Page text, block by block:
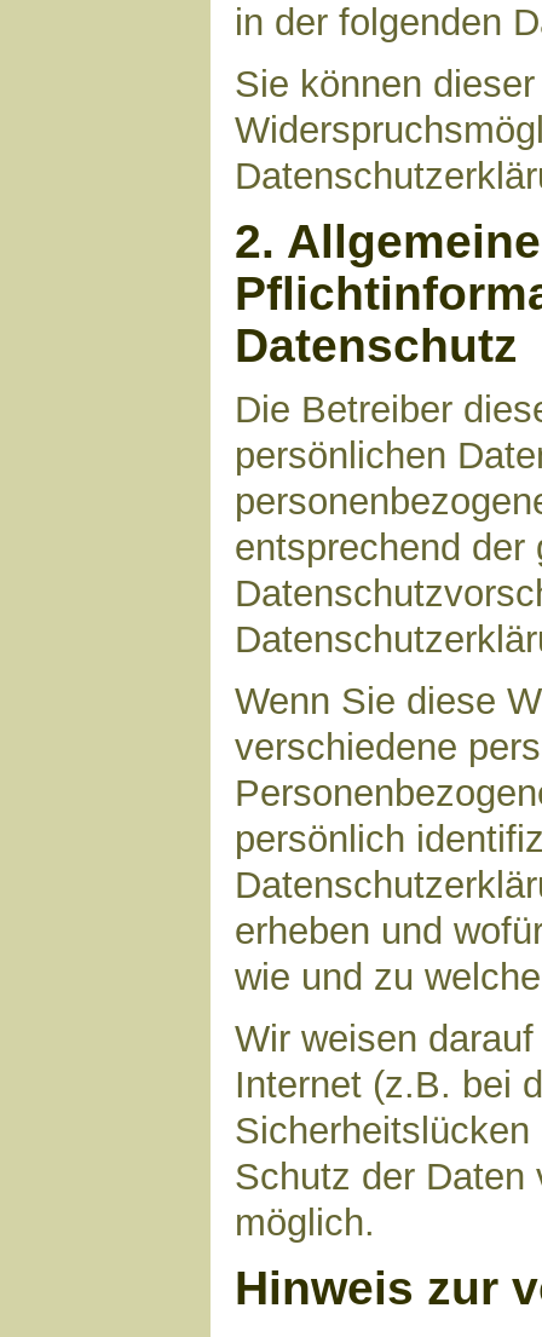
in der folgenden
Sie können
2.
Datenschutz
Die Betreiber
persönlichen
entsprechend der
Wenn Sie diese
verschiedene
persönlich
erheben und
wie und zu
Wir weisen
Internet (z.B. bei
Schutz der Daten
möglich.
Hinweis zur